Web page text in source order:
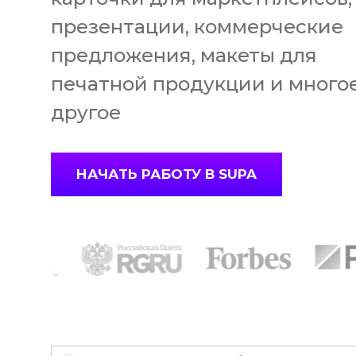
презентации, коммерческие
предложения, макеты для
печатной продукции и
другое
НАЧАТЬ РАБОТУ В SUPA